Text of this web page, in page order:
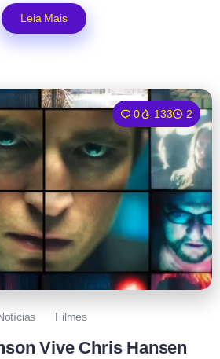
Leia Mais
0 133 2
Filmes
Vive Chris Hansen